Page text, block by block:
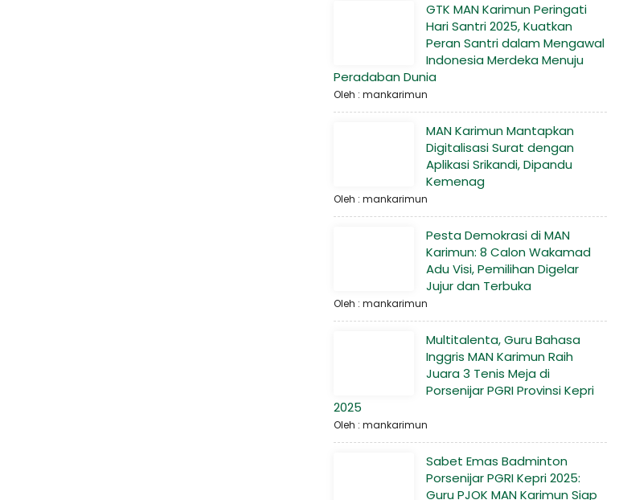
GTK MAN Karimun Peringati
Hari Santri 2025, Kuatkan
Peran Santri dalam Mengawal
Indonesia Merdeka Menuju
Peradaban Dunia
Oleh : mankarimun
MAN Karimun Mantapkan
Digitalisasi Surat dengan
Aplikasi Srikandi, Dipandu
Kemenag
Oleh : mankarimun
Pesta Demokrasi di MAN
Karimun: 8 Calon Wakamad
Adu Visi, Pemilihan Digelar
Jujur dan Terbuka
Oleh : mankarimun
Multitalenta, Guru Bahasa
Inggris MAN Karimun Raih
Juara 3 Tenis Meja di
Porsenijar PGRI Provinsi Kepri
2025
Oleh : mankarimun
Sabet Emas Badminton
Porsenijar PGRI Kepri 2025:
Guru PJOK MAN Karimun Siap